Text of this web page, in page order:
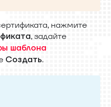
нажмите
, задайте
шаблона
Создать.